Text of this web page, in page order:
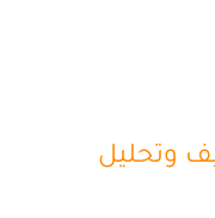
وتحليل